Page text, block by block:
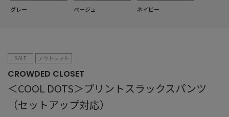
グレー ベージュ ネイビー
SALE アウトレット
CROWDED CLOSET
＜COOL DOTS＞プリントスラックスパンツ
（セットアップ対応）